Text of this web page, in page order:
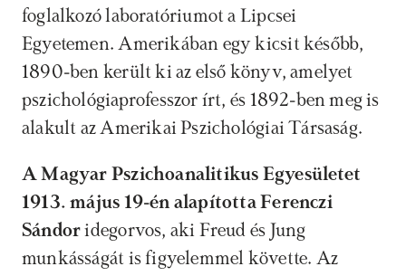
foglalkozó laboratóriumot a Lipcsei
Egyetemen. Amerikában egy kicsit később,
1890-ben került ki az első könyv, amelyet
pszichológiaprofesszor írt, és 1892-ben meg is
alakult az Amerikai Pszichológiai Társaság.
A Magyar Pszichoanalitikus Egyesületet
1913. május 19-én alapította Ferenczi
Sándor idegorvos, aki Freud és Jung
munkásságát is figyelemmel követte. Az